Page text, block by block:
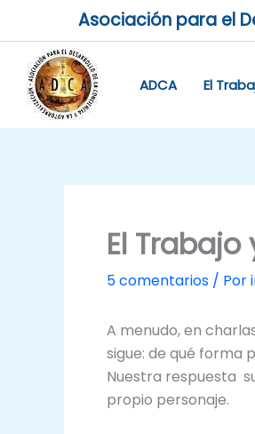
contenido
Asociación para el
ADCA El
El
5 comentarios / Por
A menudo, en
sigue: de qué forma
Nuestra respuesta
propio personaje.